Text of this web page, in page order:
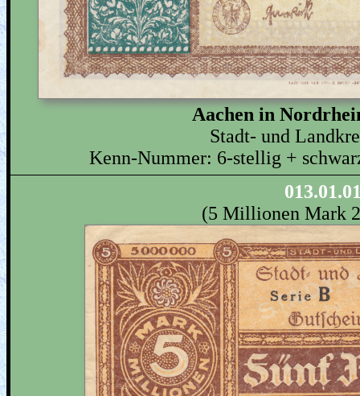
Aachen in
Stadt- und
Kenn-Nummer: 6-stellig +
(5 Millionen Mark